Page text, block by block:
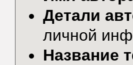
Детали
личной
Название